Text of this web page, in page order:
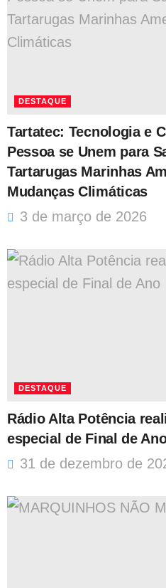
DESTAQUE
Tartatec: Tecnologia e
Pessoa se Unem para
Tartarugas Marinhas
Mudanças Climáticas
3 de março de 2026
DESTAQUE
Rádio Alta Potência
especial de Final de
31 de dezembro de